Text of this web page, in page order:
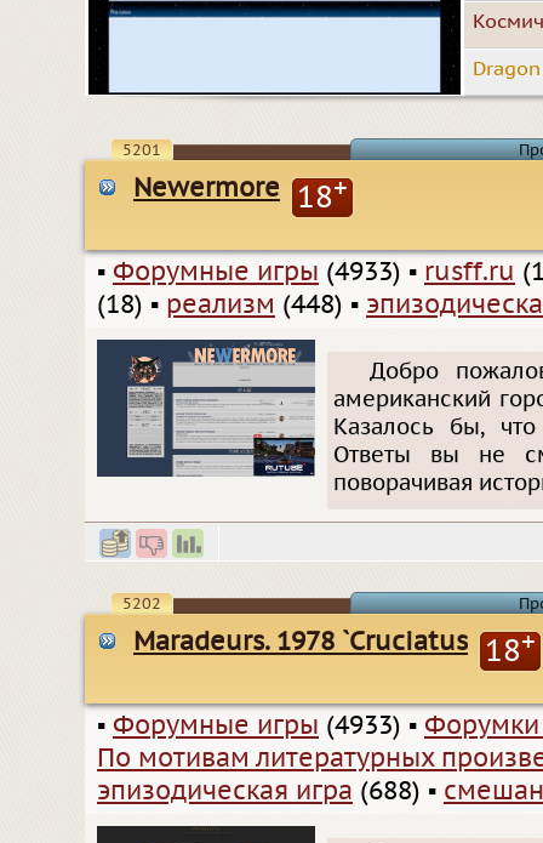
5201
Newermore 18+
▪ Форумные игры (4933) ▪ rusff.ru
(18) ▪ реализм (448) ▪
Добро
американский
Казалось бы,
Ответы вы не
поворачивая
5202
Maradeurs. 1978 `Cruciatus 18+
▪ Форумные игры (4933) ▪
По мотивам литературных
эпизодическая игра (688) ▪